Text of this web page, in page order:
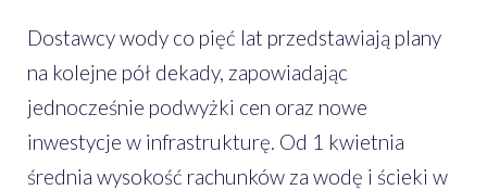
Dostawcy wody co pięć lat przedstawiają plany
na kolejne pół dekady, zapowiadając
jednocześnie podwyżki cen oraz nowe
inwestycje w infrastrukturę. Od 1 kwietnia
średnia wysokość rachunków za wodę i ścieki w